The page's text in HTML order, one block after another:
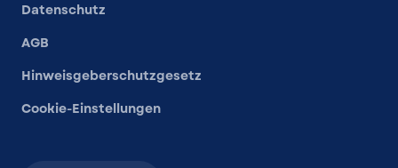
Datenschutz
AGB
Hinweisgeberschutzgesetz
Cookie-Einstellungen